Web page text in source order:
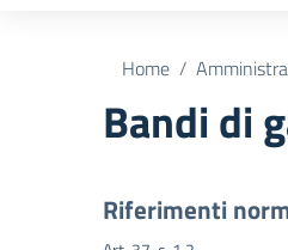
Home
Bandi di
Riferimenti